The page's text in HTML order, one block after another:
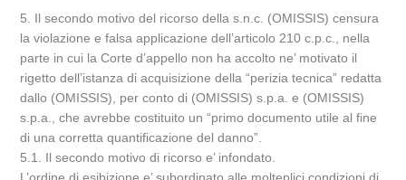
5. Il secondo motivo del ricorso della s.n.c. (OMISSIS) censura
la violazione e falsa applicazione dell’articolo 210 c.p.c., nella
parte in cui la Corte d’appello non ha accolto ne’ motivato il
rigetto dell’istanza di acquisizione della “perizia tecnica” redatta
dallo (OMISSIS), per conto di (OMISSIS) s.p.a. e (OMISSIS)
s.p.a., che avrebbe costituito un “primo documento utile al fine
di una corretta quantificazione del danno”.
5.1. Il secondo motivo di ricorso e’ infondato.